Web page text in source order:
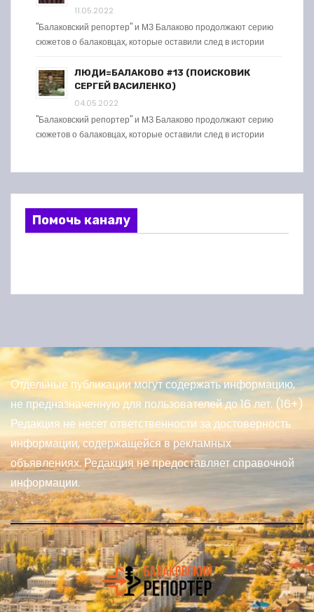
11.05.2022
"Балаковский репортер" и МЗ Балаково продолжают серию
сюжетов о балаковцах, которые оставили след в истории
ЛЮДИ=БАЛАКОВО #13 (ПОИСКОВИК
СЕРГЕЙ ВАСИЛЕНКО)
04.05.2022
"Балаковский репортер" и МЗ Балаково продолжают серию
сюжетов о балаковцах, которые оставили след в истории
Помочь каналу
Отдельные публикации могут содержать информацию,
не предназначенную для пользователей до 16 лет. (16+)
Редакция не несет ответственности за достоверность
информации, содержащейся в рекламных
объявлениях. Редакция не предоставляет справочной
информации.